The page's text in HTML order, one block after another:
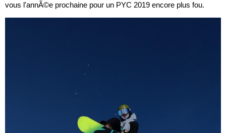
vous l'annÃ©e prochaine pour un PYC 2019 encore plus fou.